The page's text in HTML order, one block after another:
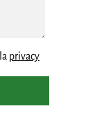
privacy